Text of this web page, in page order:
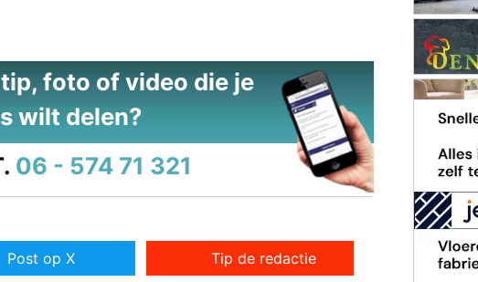
foto of video die je
wilt delen?
06 - 574 71 321
Post op X Tip de redactie